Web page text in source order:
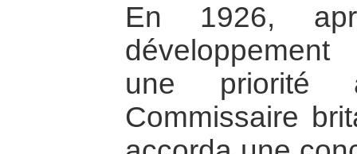
En 1926,
une priorité
Commissaire